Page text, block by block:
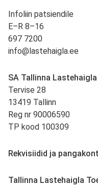
Infoliin patsiendile
E–R 8–16
697 7200
info@lastehaigla.ee
SA Tallinna Lastehaigla
Tervise 28
13419 Tallinn
Reg nr 90006590
TP kood 100309
Rekvisiidid ja
Tallinna Lastehaigla